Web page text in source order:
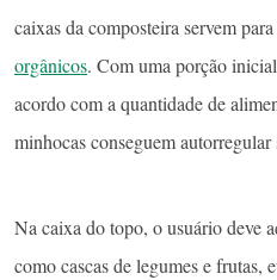
caixas da composteira servem
orgânicos. Com uma porção
acordo com a quantidade de
minhocas conseguem autorregular
Na caixa do topo, o usuário deve
como cascas de legumes e frutas,